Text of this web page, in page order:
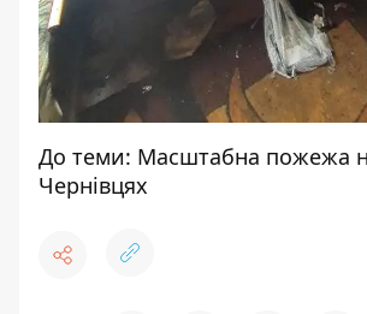
До теми: Масштабна пожежа
Чернівцях